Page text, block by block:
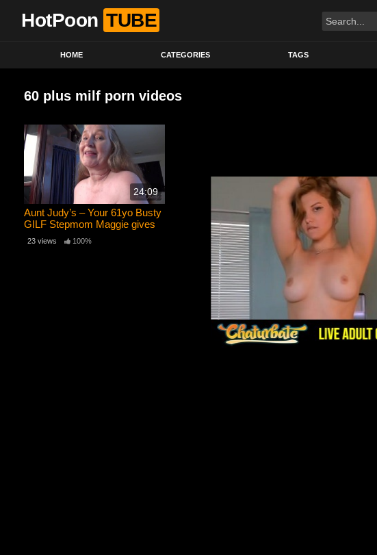
HotPoon TUBE
HOME CATEGORIES TAGS
60 plus milf porn videos
24:09
Aunt Judy’s – Your 61yo Busty
GILF Stepmom Maggie gives
you a Handjob (POV)
23 views 100%